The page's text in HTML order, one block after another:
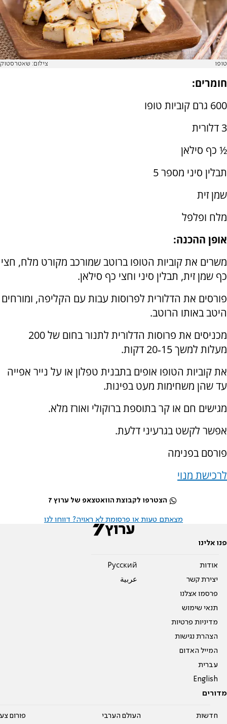
טופו צילום: שאטרסטוק
חומרים:
600 גרם קוביות טופו
3 דלורית
½ כף סילאן
תבלין סיני מספר 5
שמן זית
מלח ופלפל
אופן ההכנה:
משרים את קוביות הטופו ברוטב שמורכב מקורט מלח, חצי
כף שמן זית, תבלין סיני וחצי כף סילאן.
פורסים את הדלורית לפרוסות עבות עם הקליפה, ומורחים
היטב באותו הרוטב.
מכניסים את פרוסות הדלורית לתנור בחום של 200
מעלות למשך 15‑20 דקות.
את קוביות הטופו אופים בתבנית טפלון או על נייר אפייה
עד שהן משחימות מעט בפינות.
מגישים חם או קר בתוספת ברוקולי ואורז מלא.
אפשר לקשט בגרעיני דלעת.
פורסם בפנימה
לרכישת מנוי
הצטרפו לקבוצת הוואטצאפ של ערוץ 7
מצאתם טעות או פרסומת לא ראויה? דווחו לנו
פנו אלינו
אודות
יצירת קשר
פרסמו אצלנו
תנאי שימוש
מדיניות פרטיות
הצהרת נגישות
המייל האדום
עברית
English
Pусский
عربية
מדורים
חדשות העולם הערבי פורום